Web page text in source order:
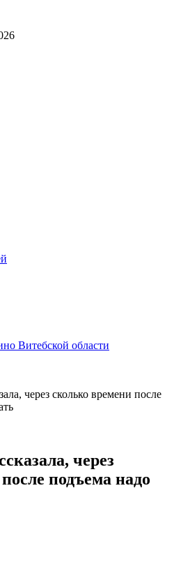
Витебской области
через сколько времени после
через
подъема надо